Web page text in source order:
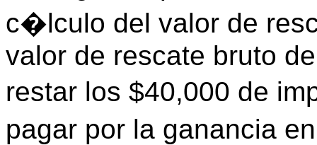
c�lculo del valor de
valor de rescate bruto
restar los $40,000 de
pagar por la ganancia